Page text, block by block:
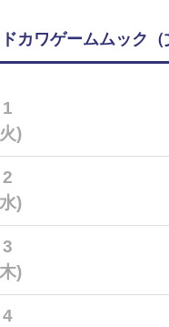
カワゲームムック
1
)
2
)
3
)
4